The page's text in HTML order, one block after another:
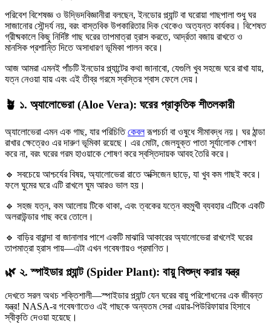
পরিবেশ বিশেষজ্ঞ ও উদ্ভিদবিজ্ঞানীরা বলছেন, ইনডোর প্ল্যান্ট বা ঘরোয়া গাছপালা শুধু ঘর
সাজানোর সৌন্দর্য নয়, বরং বাস্তবিক উপকারিতার দিক থেকেও অত্যন্ত কার্যকর। বিশেষত
গ্রীষ্মকালে কিছু নির্দিষ্ট গাছ ঘরের তাপমাত্রা হ্রাস করতে, আর্দ্রতা বজায় রাখতে ও
মানসিক প্রশান্তি দিতে অসাধারণ ভূমিকা পালন করে।
আজ আমরা এমনই পাঁচটি ইনডোর প্ল্যান্টের কথা জানাবো, যেগুলি খুব সহজে ঘরে রাখা যায়,
যত্ন নেওয়া যায় এবং এই তীব্র গরমে স্বস্তির শ্বাস ফেলে দেয়।
🪴 ১. অ্যালোভেরা (Aloe Vera): ঘরের প্রাকৃতিক শীতলকারী
অ্যালোভেরা এমন এক গাছ, যার পরিচিতিকেবলরূপচর্চা বা ওষুধে সীমাবদ্ধ নয়। ঘর ঠান্ডা
রাখার ক্ষেত্রেও এর দারুণ ভূমিকা রয়েছে। এর মোটা, জেলযুক্ত পাতা সূর্যালোক শোষণ
করে না, বরং ঘরের গরম হাওয়াকে শোষণ করে স্বস্তিদায়ক আবহ তৈরি করে।
🔹 সবচেয়ে আশ্চর্যের বিষয়, অ্যালোভেরা রাতে অক্সিজেন ছাড়ে, যা খুব কম গাছই করে।
ফলে ঘুমের ঘরে এটি রাখলে ঘুম আরও ভাল হয়।
🔹 সহজ যত্ন, কম আলোয় টিকে থাকা, এবং ত্বকের যত্নে বহুমুখী ব্যবহার এটিকে একটি
অলরাউন্ডার গাছ করে তোলে।
🔹 বাড়ির বারান্দা বা জানালার পাশে একটি মাঝারি আকারের অ্যালোভেরা রাখলেই ঘরের
তাপমাত্রা হ্রাস পায়—এটা এখন গবেষণায়ও প্রমাণিত।
🌿 ২.স্পাইডার প্ল্যান্ট (Spider Plant): বায়ু বিশুদ্ধ করার যন্ত্র
দেখতে সরল অথচ শক্তিশালী—স্পাইডার প্ল্যান্ট যেন ঘরের বায়ু পরিশোধনের এক জীবন্ত
যন্ত্র! NASA-র গবেষণাতেও এই গাছকে অন্যতম সেরা এয়ার-পিউরিফায়ার হিসাবে
স্বীকৃতি দেওয়া হয়েছে।